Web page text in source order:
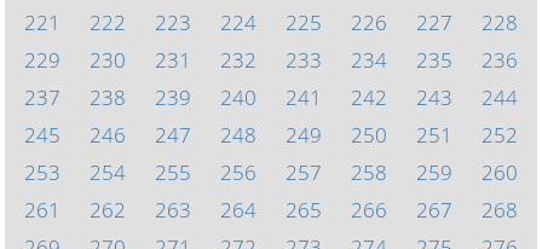
221
222 223 224 225 226 227
228
229
230 231 232 233 234 235
236
237
238 239 240 241 242 243
244
245
246 247 248 249 250 251
252
253
254 255 256 257 258 259
260
261
262 263 264 265 266 267
268